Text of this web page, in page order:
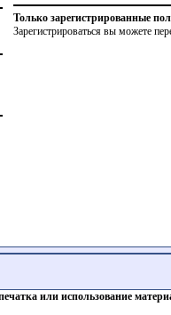
Только зарегистрированные
Зарегистрироваться вы можете
или использование